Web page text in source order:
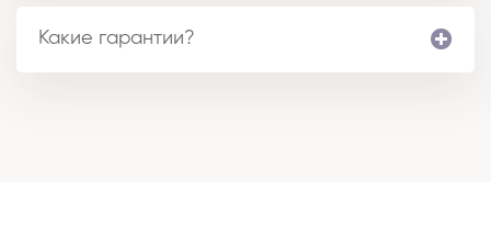
Какие гарантии?